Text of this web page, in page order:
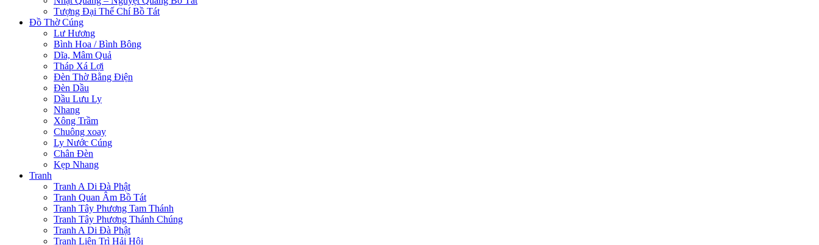
Tượng Đại Thế Chí Bồ Tát
Đồ Thờ Cúng
Lư Hương
Bình Hoa / Bình Bông
Dĩa, Mâm Quả
Tháp Xá Lợi
Đèn Thờ Bằng Điện
Đèn Dầu
Dầu Lưu Ly
Nhang
Xông Trầm
Chuông xoay
Ly Nước Cúng
Chân Đèn
Kẹp Nhang
Tranh
Tranh A Di Đà Phật
Tranh Quan Âm Bồ Tát
Tranh Tây Phương Tam Thánh
Tranh Tây Phương Thánh Chúng
Tranh A Di Đà Phật
Tranh Liên Trì Hải Hội